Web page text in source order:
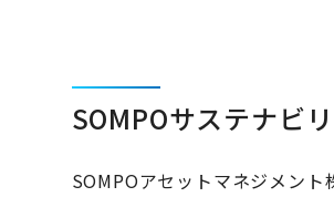
SOMPOサステナビ
SOMPOアセットマネジメン